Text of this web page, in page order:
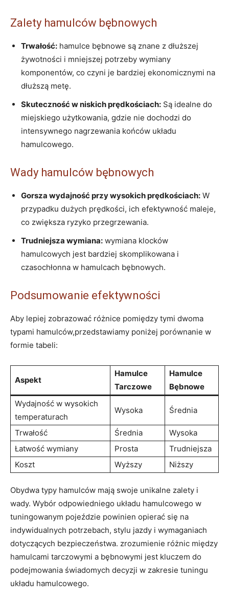
Zalety hamulców bębnowych
Trwałość: hamulce bębnowe są znane z dłuższej
żywotności i mniejszej potrzeby wymiany
komponentów, co czyni je bardziej ekonomicznymi na
dłuższą metę.
Skuteczność w niskich prędkościach: Są idealne do
miejskiego użytkowania, gdzie nie dochodzi do
intensywnego nagrzewania końców układu
hamulcowego.
Wady hamulców bębnowych
Gorsza wydajność przy wysokich prędkościach: W
przypadku dużych prędkości, ich efektywność maleje,
co zwiększa ryzyko przegrzewania.
Trudniejsza wymiana: wymiana klocków
hamulcowych jest bardziej skomplikowana i
czasochłonna w hamulcach bębnowych.
Podsumowanie efektywności
Aby lepiej zobrazować różnice pomiędzy tymi dwoma
typami hamulców,przedstawiamy poniżej porównanie w
formie tabeli:
Aspekt
Hamulce
Tarczowe
Hamulce
Bębnowe
Wydajność w wysokich
temperaturach
Wysoka Średnia
Trwałość Średnia
Wysoka
Łatwość wymiany
Prosta
Trudniejsza
Koszt
Wyższy Niższy
Obydwa typy hamulców mają swoje unikalne zalety i
wady. Wybór odpowiedniego układu hamulcowego w
tuningowanym pojeździe powinien opierać się na
indywidualnych potrzebach, stylu jazdy i wymaganiach
dotyczących bezpieczeństwa. zrozumienie różnic między
hamulcami tarczowymi a bębnowymi jest kluczem do
podejmowania świadomych decyzji w zakresie tuningu
układu hamulcowego.